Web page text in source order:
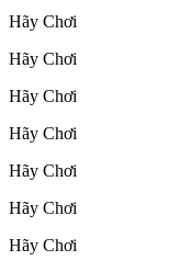
Hãy Chơi
Hãy Chơi
Hãy Chơi
Hãy Chơi
Hãy Chơi
Hãy Chơi
Hãy Chơi